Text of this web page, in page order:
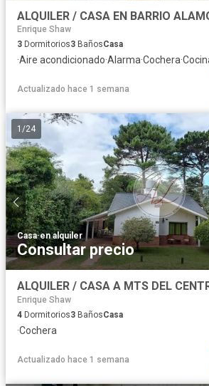
Enrique Shaw
3 Dormitorios3 BañosCasa
·Aire acondicionado·Alarma·Cochera·
Actualizado hace 1 semana
1 /24
Casa·en alquiler
Consultar precio
ALQUILER / CASA A MTS DEL
Enrique Shaw
4 Dormitorios3 BañosCasa
·Cochera
Actualizado hace 1 semana